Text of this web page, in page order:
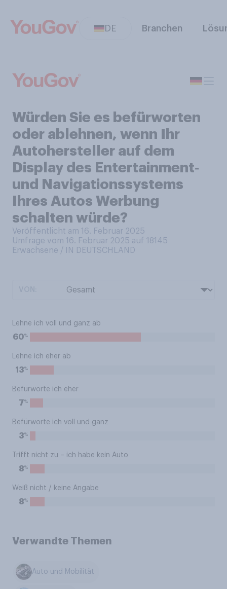
DE Branchen
Würden Sie es befürworten
oder ablehnen, wenn Ihr
Autohersteller auf dem
Display des Entertainment‑
und Navigationssystems
Ihres Autos Werbung
schalten würde?
Veröffentlicht am 16. Februar 2025
Umfrage vom 16. Februar 2025 auf 18145
Erwachsene / IN DEUTSCHLAND
Lehne ich voll und ganz ab
60%
Lehne ich eher ab
13%
Befürworte ich eher
7%
Befürworte ich voll und ganz
3%
Trifft nicht zu – ich habe kein Auto
8%
Weiß nicht / keine Angabe
8%
Verwandte Themen
Auto und Mobilität